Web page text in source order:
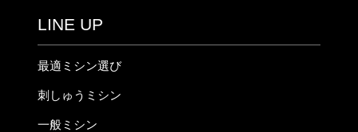
LINE UP
最適ミシン選び
刺しゅうミシン
一般ミシン